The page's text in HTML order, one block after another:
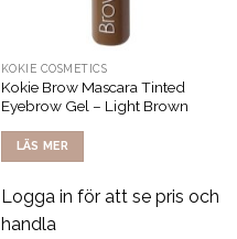
KOKIE COSMETICS
Kokie Brow Mascara Tinted
Eyebrow Gel – Light Brown
LÄS MER
Logga in för att se pris och
handla